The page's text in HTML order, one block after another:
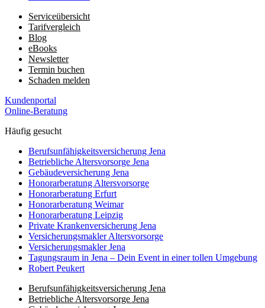
Serviceübersicht
Tarifvergleich
Blog
eBooks
Newsletter
Termin buchen
Schaden melden
Kundenportal
Online-Beratung
Häufig gesucht
Berufs­unfähigkeits­­versicherung Jena
Betriebliche Altersvorsorge Jena
Gebäudeversicherung Jena
Honorar­beratung Altersvorsorge
Honorar­beratung Erfurt
Honorar­beratung Weimar
Honorarberatung Leipzig
Private Kranken­­versicherung Jena
Versicherungsmakler Altersvorsorge
Versicherungs­makler Jena
Tagungsraum in Jena – Dein Event in einer tollen Umgebung
Robert Peukert
Berufs­unfähigkeits­­versicherung Jena
Betriebliche Altersvorsorge Jena